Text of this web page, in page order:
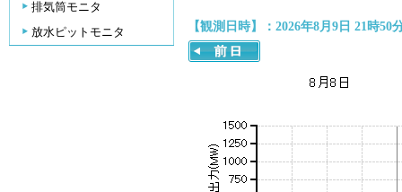
排気筒モニタ
放水ピットモニタ
【観測日時】：2026年8月9日 21時50